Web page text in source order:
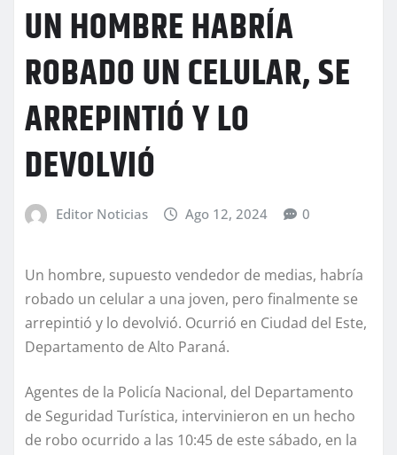
UN HOMBRE HABRÍA
ROBADO UN CELULAR, SE
ARREPINTIÓ Y LO
DEVOLVIÓ
Editor Noticias Ago 12, 2024 0
Un hombre, supuesto vendedor de medias, habría
robado un celular a una joven, pero finalmente se
arrepintió y lo devolvió. Ocurrió en Ciudad del Este,
Departamento de Alto Paraná.
Agentes de la Policía Nacional, del Departamento
de Seguridad Turística, intervinieron en un hecho
de robo ocurrido a las 10:45 de este sábado, en la